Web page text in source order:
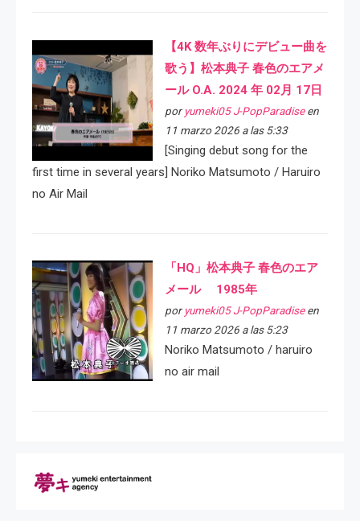
【4K 数年ぶりにデビュー曲を
歌う】松本典子 春色のエアメ
ール O.A. 2024 年 02月 17日
por yumeki05 J-PopParadiseen
11 marzo 2026 a las 5:33
[Singing debut song for the
first time in several years] Noriko Matsumoto / Haruiro
no Air Mail
「HQ」松本典子 春色のエア
メール 1985年
por yumeki05 J-PopParadiseen
11 marzo 2026 a las 5:23
Noriko Matsumoto / haruiro
no air mail